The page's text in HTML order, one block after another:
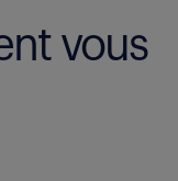
vous